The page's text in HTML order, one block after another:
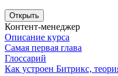
Открыть
Контент-менеджер
Описание курса
Самая первая глава
Глоссарий
Как устроен Битрикс,